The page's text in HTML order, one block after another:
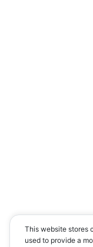
This website stores
used to provide a